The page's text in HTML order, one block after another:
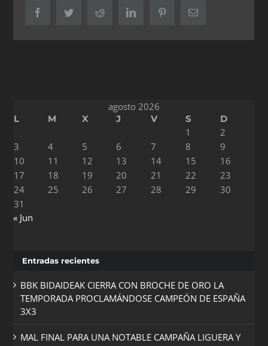
FacebookTwitter Reddit LinkedIn PinterestCorreo
agosto 2026
L M X J V S D
1
2
3
4 5 6 7 8
9
10
11 12 13 14 15
16
17
18 19 20 21 22
23
24
25 26 27 28 29
30
31
« Jun
Entradas recientes
BBK BIDAIDEAK CIERRA CON BROCHE DE ORO LA
TEMPORADA PROCLAMÁNDOSE CAMPEÓN DE ESPAÑA
3X3
MAL FINAL PARA UNA NOTABLE CAMPAÑA LIGUERA Y